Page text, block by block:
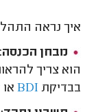
איך נראה
מבחן הכנסה
הוא צריך
בבדיקתBDI או